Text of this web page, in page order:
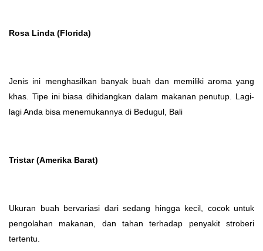
Rosa Linda (Florida)
Jenis ini menghasilkan banyak buah dan memiliki aroma yang
khas. Tipe ini biasa dihidangkan dalam makanan penutup. Lagi-
lagi Anda bisa menemukannya di Bedugul, Bali
Tristar (Amerika Barat)
Ukuran buah bervariasi dari sedang hingga kecil, cocok untuk
pengolahan makanan, dan tahan terhadap penyakit stroberi
tertentu.